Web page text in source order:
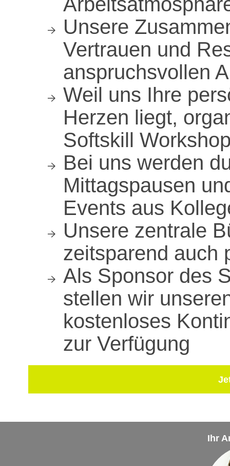
Unsere
Vertrauen und
anspruchsvollen
Weil uns Ihre
Herzen liegt,
Softskill
Bei uns werden
Mittagspausen
Events aus
Unsere zentrale
zeitsparend auch
Als Sponsor des
stellen wir
kostenloses
zur Verfügung
Ihr